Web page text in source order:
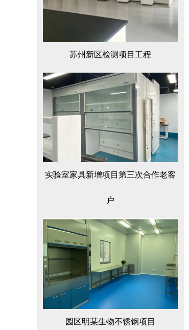
苏州新区检测项目工程
实验室家具新增项目第三次合作老客
户
园区明某生物不锈钢项目